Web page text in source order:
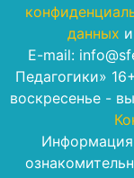
данных и
E-mail:
Педагогики»
воскресенье -
Информация